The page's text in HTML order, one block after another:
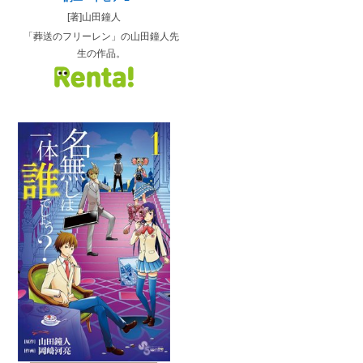
[著]山田鐘人
「葬送のフリーレン」の山田鐘人先
生の作品。